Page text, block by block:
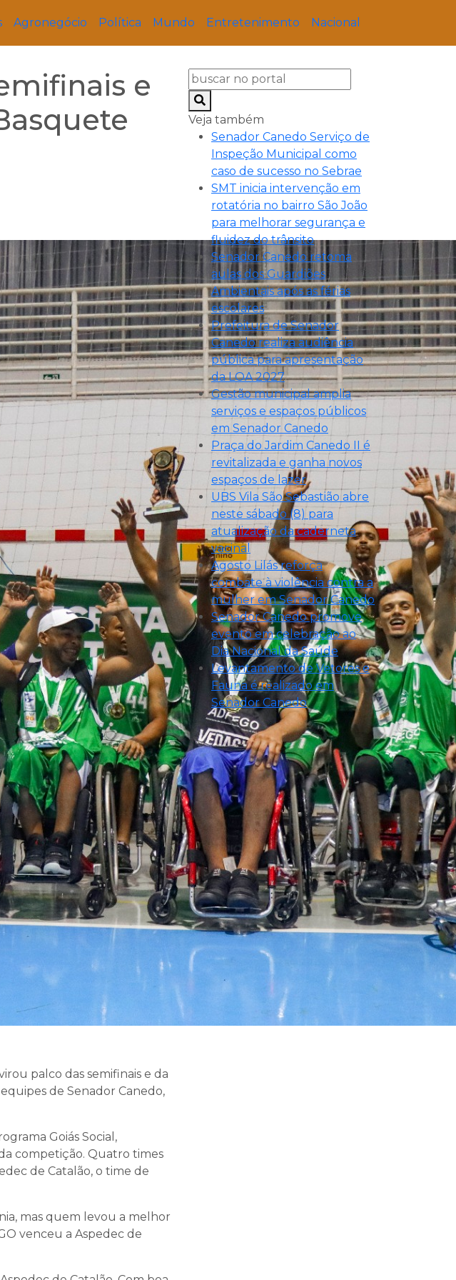
Agronegócio Política Mundo Entretenimento Nacional
e
palco das semifinais e da
de Senador Canedo,
Goiás Social,
competição. Quatro times
de Catalão, o time de
mas quem levou a melhor
venceu a Aspedec de
Veja também
Senador Canedo Serviço de
Inspeção Municipal como
caso de sucesso no Sebrae
SMT inicia intervenção em
rotatória no bairro São João
para melhorar segurança e
fluidez do trânsito
Senador Canedo retoma
aulas dos Guardiões
Ambientais após as férias
escolares
Prefeitura de Senador
Canedo realiza audiência
pública para apresentação
da LOA 2027
Gestão municipal amplia
serviços e espaços públicos
em Senador Canedo
Praça do Jardim Canedo II é
revitalizada e ganha novos
espaços de lazer
UBS Vila São Sebastião abre
neste sábado (8) para
atualização da caderneta
vacinal
Agosto Lilás reforça
combate à violência contra a
mulher em Senador Canedo
Senador Canedo promove
evento em celebração ao
Dia Nacional da Saúde
Levantamento de Vetores e
Fauna é realizado em
Senador Canedo